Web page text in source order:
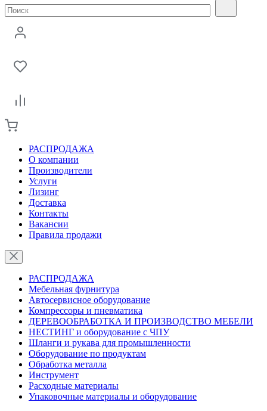
РАСПРОДАЖА
О компании
Производители
Услуги
Лизинг
Доставка
Контакты
Вакансии
Правила продажи
РАСПРОДАЖА
Мебельная фурнитура
Автосервисное оборудование
Компрессоры и пневматика
ДЕРЕВООБРАБОТКА И ПРОИЗВОДСТВО МЕБЕЛИ
НЕСТИНГ и оборудование с ЧПУ
Шланги и рукава для промышленности
Оборудование по продуктам
Обработка металла
Инструмент
Расходные материалы
Упаковочные материалы и оборудование